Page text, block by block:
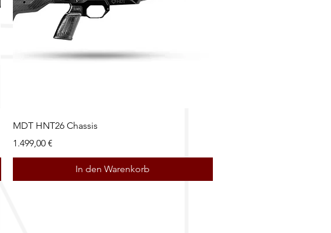
MDT HNT26 Chassis
Preis
1.499,00 €
In den Warenkorb